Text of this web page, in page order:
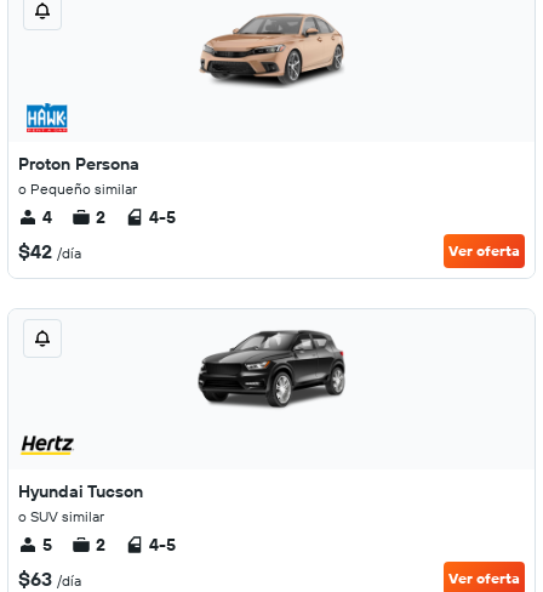
Proton Persona
o Pequeño similar
4 2 4-5
$42 /día Ver oferta
Hyundai Tucson
o SUV similar
5 2 4-5
$63 /día Ver oferta